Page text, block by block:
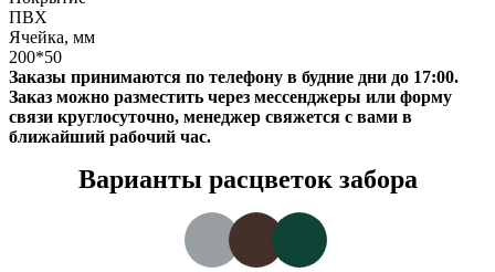
ПВХ
Ячейка, мм
200*50
Заказы принимаются по телефону в будние дни до 17:00.
Заказ можно разместить через мессенджеры или форму
связи круглосуточно, менеджер свяжется с вами в
ближайший рабочий час.
Варианты расцветок забора